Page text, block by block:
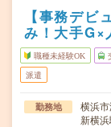
【事務デビ
み！大手G×
職種未経験OK
派遣
勤務地
横浜
新横